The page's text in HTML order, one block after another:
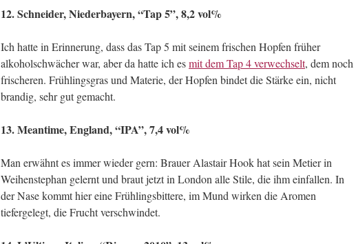
12. Schneider, Niederbayern, “Tap 5”, 8,2 vol%
Ich hatte in Erinnerung, dass das Tap 5 mit seinem frischen Hopfen früher
alkoholschwächer war, aber da hatte ich esmit dem Tap 4 verwechselt, dem noch
frischeren. Frühlingsgras und Materie, der Hopfen bindet die Stärke ein, nicht
brandig, sehr gut gemacht.
13. Meantime, England, “IPA”, 7,4 vol%
Man erwähnt es immer wieder gern: Brauer Alastair Hook hat sein Metier in
Weihenstephan gelernt und braut jetzt in London alle Stile, die ihm einfallen. In
der Nase kommt hier eine Frühlingsbittere, im Mund wirken die Aromen
tiefergelegt, die Frucht verschwindet.